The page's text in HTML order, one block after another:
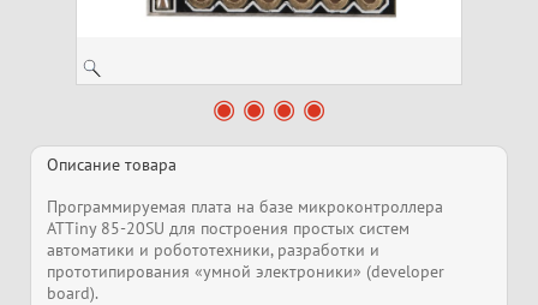
Описание товара
Программируемая плата на базе микроконтроллера
ATTiny 85-20SU для построения простых систем
автоматики и робототехники, разработки и
прототипирования «умной электроники» (developer
board).